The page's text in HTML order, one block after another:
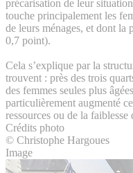
précarisation de leur
touche principalement les
de leurs ménages, et dont la
0,7 point).
Cela s’explique par la
trouvent : près des trois
des femmes seules plus
particulièrement augmenté
ressources ou de la
Crédits photo
© Christophe Hargoues
Image